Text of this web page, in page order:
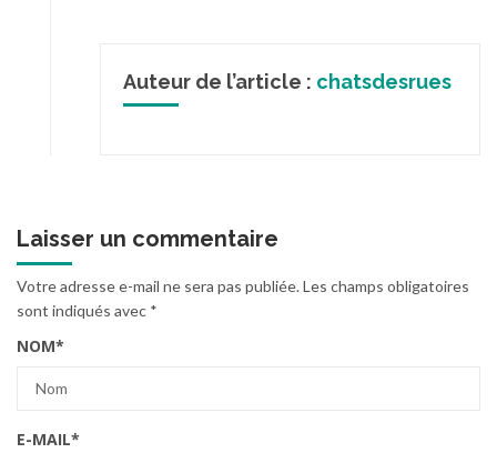
Auteur de l’article : chatsdesrues
Laisser un commentaire
Votre adresse e-mail ne sera pas publiée.Les champs obligatoires
sont indiqués avec *
NOM*
E-MAIL*